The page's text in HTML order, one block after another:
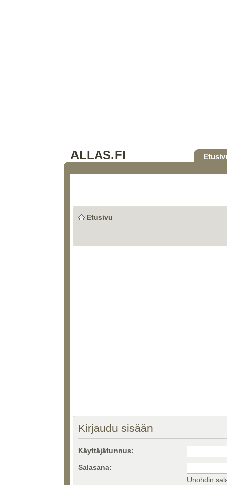
ALLAS.FI
Etusivu
Kirjaudu sisään
Käyttäjätunnus:
Salasana:
Unohdin